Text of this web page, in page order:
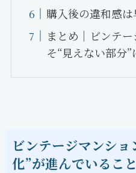
購入後の違和感
まとめ｜ビンテ
そ“見えない部分”
ビンテージマンシ
化”が進んでいるこ